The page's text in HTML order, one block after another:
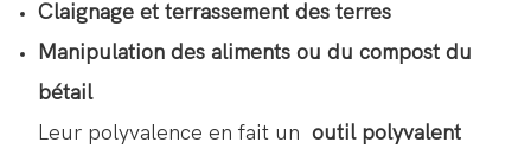
Claignage et terrassement des terres
Manipulation des aliments ou du compost du
bétail
Leur polyvalence en fait un outil polyvalent